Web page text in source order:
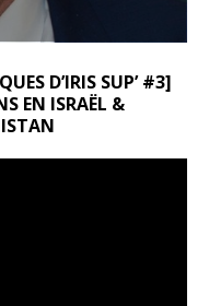
D’IRIS SUP’ #3]
EN ISRAËL &